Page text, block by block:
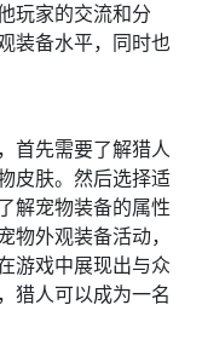
玩家的交流和分
装备水平，同时也
首先需要了解猎人
皮肤。然后选择适
解宠物装备的属性
外观装备活动，
游戏中展现出与众
猎人可以成为一名